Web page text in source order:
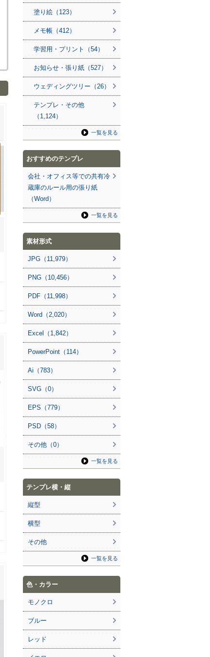
塗り絵（123）
メモ帳（412）
学習用・プリント（54）
お知らせ・張り紙（527）
ウェディングツリー（26）
テンプレ・その他
（1,124）
一覧を見る
おすすめのテンプレ
会社・オフィス等での共有冷
蔵庫のルール用の張り紙
（Word）
一覧を見る
素材形式
JPG（11,979）
PNG（10,456）
PDF（11,998）
Word（2,020）
Excel（1,842）
PowerPoint（114）
Ai（783）
SVG（0）
EPS（779）
PSD（58）
その他（0）
一覧を見る
テンプレ横・縦
縦型
横型
その他
一覧を見る
色・カラー
モノクロ
ブルー
レッド